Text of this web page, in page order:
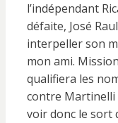
l’indépendant
défaite, José
interpeller son
mon ami.
qualifiera les
contre Martinelli
voir donc le sort